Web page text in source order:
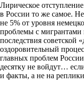
Лирическое
в России то же самое.
не 5% от уровня
проблемы с мигрантами
последствия советской
оздоровительный
главных проблем
десятку не войдут…
и факты, а не на